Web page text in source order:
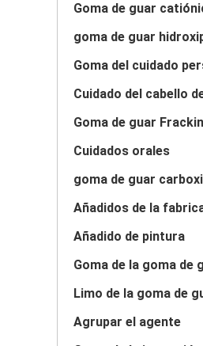
Goma de guar
goma de guar
Goma del cuidado
Cuidado del cabello
Goma de guar
Cuidados orales
goma de guar
Añadido de pintura
Goma de la goma de
Limo de la goma de
Agrupar el agente